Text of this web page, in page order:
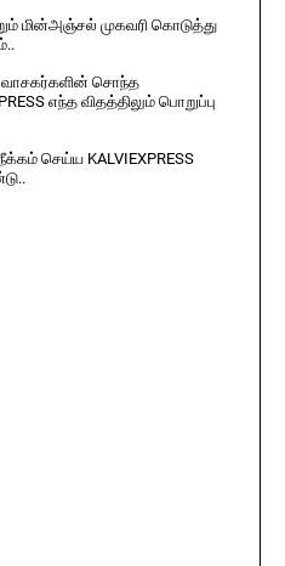
மின்அஞ்சல் முகவரி கொடுத்து
வாசகர்களின் சொந்த
எந்த விதத்திலும் பொறுப்பு
செய்ய KALVIEXPRESS